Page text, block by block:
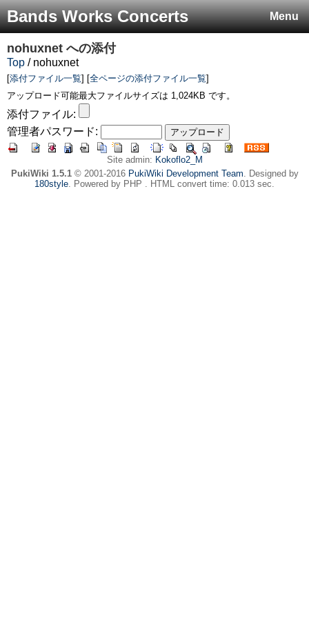
Menu
Bands Works Concerts
nohuxnet への添付
Top / nohuxnet
[添付ファイル一覧] [全ページの添付ファイル一覧]
アップロード可能最大ファイルサイズは 1,024KB です。
添付ファイル:
管理者パスワード:
Site admin: Kokoflo2_M
PukiWiki 1.5.1© 2001-2016 PukiWiki Development Team. Designed by
180style. Powered by PHP . HTML convert time: 0.013 sec.